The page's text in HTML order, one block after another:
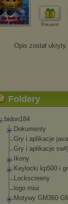
Prezent
Opis został ukryty.
Foldery
bidon184
Dokumenty
Gry i aplikacje java
Gry i aplikacje
Ikony
Keylocki kp500 i
Lockscreeny
logo miui
Motywy GM360